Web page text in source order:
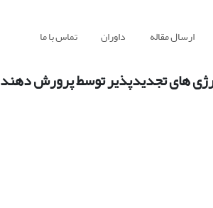
ارسال مقاله داوران تماس با ما
های تجدیدپذیر توسط پرورش